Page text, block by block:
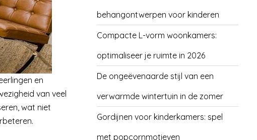
en
van veel
wat niet
behangontwerpen voor kinderen
Compacte L-vorm woonkamers:
optimaliseer je ruimte in 2026
De ongeëvenaarde stijl van een
verwarmde wintertuin in de zomer
Gordijnen voor kinderkamers: spel
met popcornmotieven